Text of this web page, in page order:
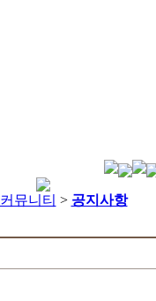
커뮤니티 > 공지사항